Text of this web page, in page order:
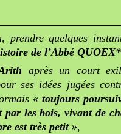
prendre quelques
de l’Abbé QUOEX*
après un court
ses idées jugées
« toujours
les bois, vivant de
est très petit »,